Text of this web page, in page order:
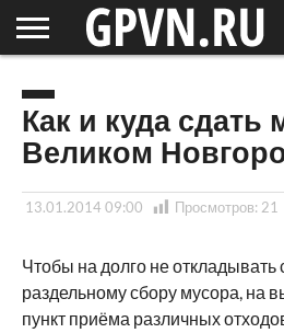
ОБЛАСТЬ
НОВОСТИ
РОССИЯ
СПЕЦПРОЕКТЫ
БЛОГ
СТАТЬИ
ФОТОРЕПОРТАЖИ
ИНТЕРВЬЮ
ОБЪЕКТЫ
ПОДБОРКИ
Как и куда сдать
Великом
13.01.2014 09:00 Просмотров: 21
Чтобы на долго не откладывать
раздельному сбору мусора, на
пункт приёма различных